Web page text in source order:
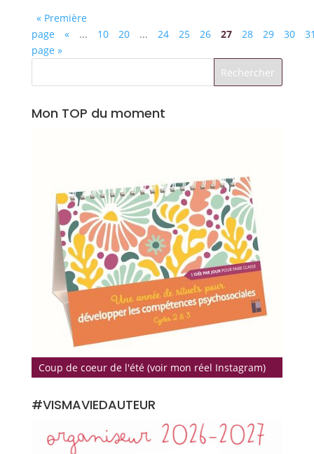
« Première
page
« ... 10 20 ... 24 25 26 27 28 29 30
page »
Mon TOP du moment
Coup de coeur de l'été (voir mon réel Instagram)
#VISMAVIEDAUTEUR